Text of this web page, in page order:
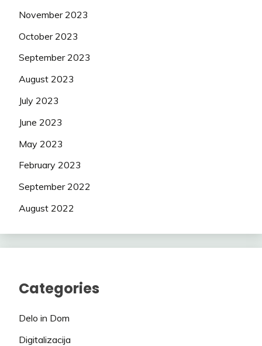
November 2023
October 2023
September 2023
August 2023
July 2023
June 2023
May 2023
February 2023
September 2022
August 2022
Categories
Delo in Dom
Digitalizacija